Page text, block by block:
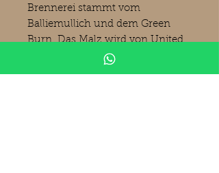
Brennerei stammt vom
Balliemullich und dem Green
Burn. Das Malz wird von United
Distillers-Maltings in Roseisle,
Muir of Ord und Burghead